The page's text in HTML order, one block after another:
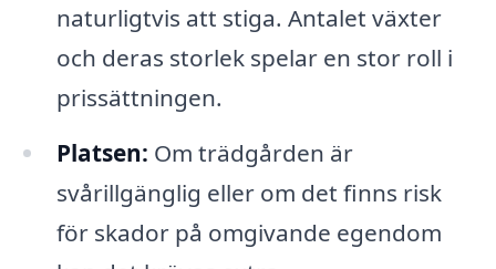
naturligtvis att stiga. Antalet växter
och deras storlek spelar en stor roll i
prissättningen.
Platsen: Om trädgården är
svårillgänglig eller om det finns risk
för skador på omgivande egendom